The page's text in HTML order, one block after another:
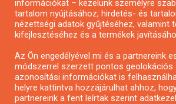
Specifikus pályázatfigyelés vagy
Pályázatok magánszemélyeknek
információkat – kezelünk személyre
tartalom nyújtásához, hirdetés- és
nézettségi adatok gyűjtéséhez, valamint
kifejlesztéséhez és a termékek
Az Ön engedélyével mi és a partnereink
módszerrel szerzett pontos geolokációs
azonosítási információkat is
helyre kattintva hozzájárulhat ahhoz,
partnereink a fent leírtak szerint